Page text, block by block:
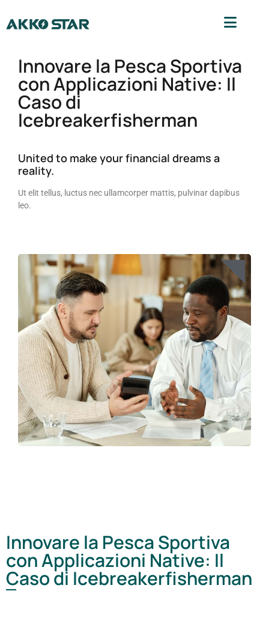
Innovare la Pesca Sportiva
con Applicazioni Native: Il
Caso di
Icebreakerfisherman
United to make your financial dreams a
reality.
Ut elit tellus, luctus nec ullamcorper mattis, pulvinar dapibus
leo.
Innovare la Pesca Sportiva
con Applicazioni Native: Il
Caso di Icebreakerfisherman